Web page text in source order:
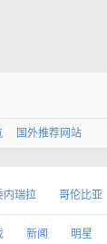
国外推荐网站
内瑞拉 哥伦比亚
新闻 明星